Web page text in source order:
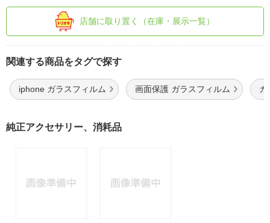
店舗に取り置く（在庫・展示一覧）
関連する商品をタグで探す
iphone ガラスフィルム 画面保護 ガラスフィルム ガ
純正アクセサリー、消耗品